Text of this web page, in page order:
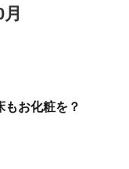
もお化粧を？